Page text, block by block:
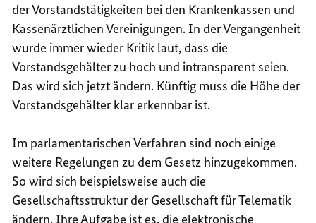
der Vorstandstätigkeiten bei den Krankenkassen und
Kassenärztlichen Vereinigungen. In der Vergangenheit
wurde immer wieder Kritik laut, dass die
Vorstandsgehälter zu hoch und intransparent seien.
Das wird sich jetzt ändern. Künftig muss die Höhe der
Vorstandsgehälter klar erkennbar ist.
Im parlamentarischen Verfahren sind noch einige
weitere Regelungen zu dem Gesetz hinzugekommen.
So wird sich beispielsweise auch die
Gesellschaftsstruktur der Gesellschaft für Telematik
ändern. Ihre Aufgabe ist es, die elektronische